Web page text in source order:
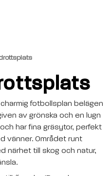
fotbollsplan belägen
av grönska och en lugn
har fina gräsytor, perfekt
vänner. Området runt
närhet till skog och natur,